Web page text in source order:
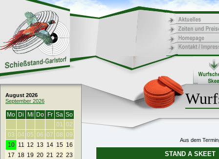
August 2026
September 2026
Mo Di Mi Do Fr Sa So
01 02
03 04 05 06 07 08 09
10
11 12 13 14 15 16
17 18 19 20 21 22 23
Aus dem
STAND A SKEET